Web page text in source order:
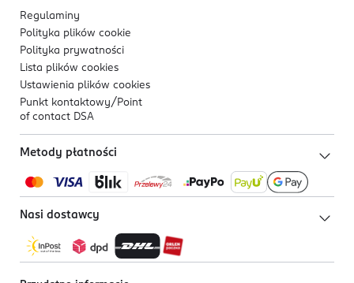
Regulaminy
Polityka plików cookie
Polityka prywatności
Lista plików cookies
Ustawienia plików cookies
Punkt kontaktowy/ Point
of contact DSA
Metody płatności
Nasi dostawcy